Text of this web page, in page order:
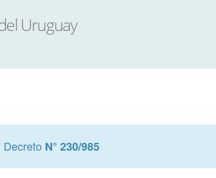
Decreto N° 230/985